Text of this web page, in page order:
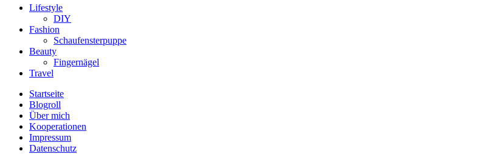
Lifestyle
DIY
Fashion
Schaufensterpuppe
Beauty
Fingernägel
Travel
Startseite
Blogroll
Über mich
Kooperationen
Impressum
Datenschutz